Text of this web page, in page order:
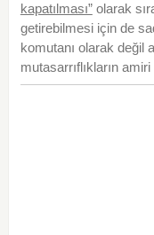
kapatılması”olarak
getirebilmesi için de
komutanı olarak değil
mutasarrıflıkların